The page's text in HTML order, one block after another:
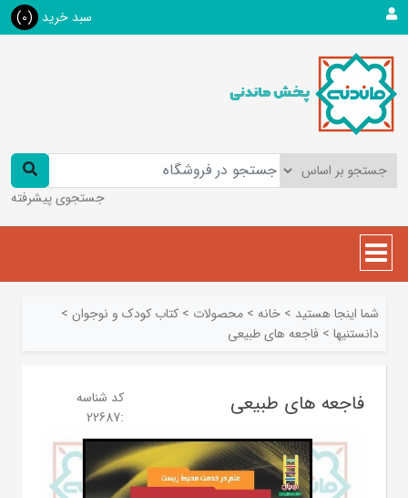
سبد خرید (0)
جستجوی پیشرفته
شما اینجا هستید > خانه > محصولات > کتاب کودک و نوجوان >
دانستنيها > فاجعه های طبیعی
فاجعه های طبیعی
کد شناسه
:
22687